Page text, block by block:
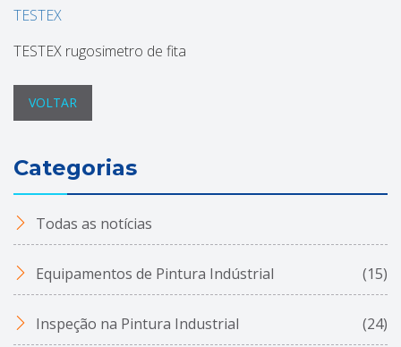
TESTEX
TESTEX rugosimetro de fita
VOLTAR
Categorias
Todas as notícias
Equipamentos de Pintura Indústrial (15)
Inspeção na Pintura Industrial (24)